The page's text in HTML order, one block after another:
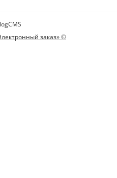
заказ» ©